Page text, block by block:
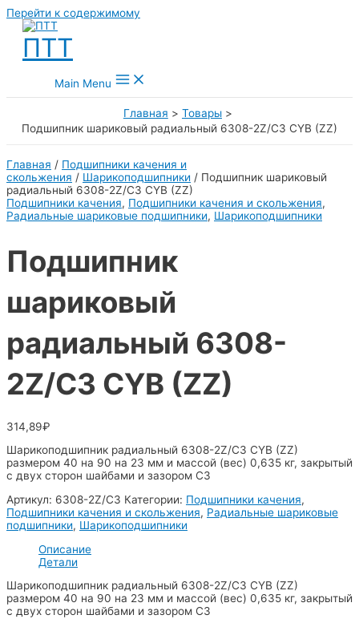
Перейти к содержимому
ПТТ
Main Menu
Главная
Товары
Подшипник шариковый радиальный 6308-2Z/C3 CYB (ZZ)
Главная / Подшипники качения и
скольжения / Шарикоподшипники / Подшипник шариковый
радиальный 6308-2Z/C3 CYB (ZZ)
Подшипники качения, Подшипники качения и скольжения,
Радиальные шариковые подшипники, Шарикоподшипники
Подшипник
шариковый
радиальный 6308-
2Z/C3 CYB (ZZ)
314,89₽
Шарикоподшипник радиальный 6308-2Z/C3 CYB (ZZ)
размером 40 на 90 на 23 мм и массой (вес) 0,635 кг, закрытый
с двух сторон шайбами и зазором C3
Артикул: 6308-2Z/C3 Категории: Подшипники качения,
Подшипники качения и скольжения, Радиальные шариковые
подшипники, Шарикоподшипники
Описание
Детали
Шарикоподшипник радиальный 6308-2Z/C3 CYB (ZZ)
размером 40 на 90 на 23 мм и массой (вес) 0,635 кг, закрытый
с двух сторон шайбами и зазором C3